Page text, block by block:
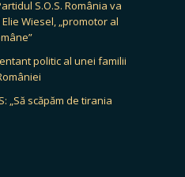
S.O.S. România va
Wiesel, „promotor al
politic al unei familii
„Să scăpăm de tirania